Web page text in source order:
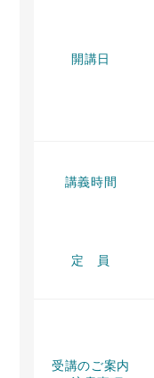
開講日
講義時間
定 員
受講のご案内